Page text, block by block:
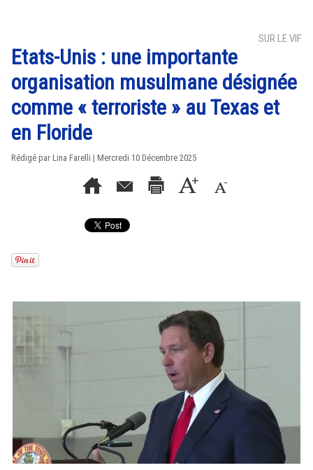
SUR LE VIF
Etats-Unis : une importante
organisation musulmane désignée
comme « terroriste » au Texas et
en Floride
Rédigé par Lina Farelli | Mercredi 10 Décembre 2025